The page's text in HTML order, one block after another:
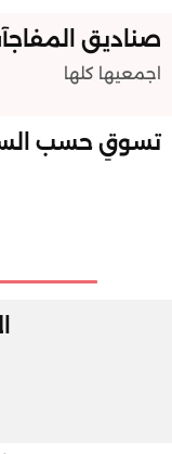
صناديق
اجمعيها كلها ️
تسوقِ حسب